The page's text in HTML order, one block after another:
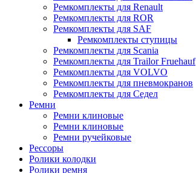
Ремкомплекты для Renault
Ремкомплекты для ROR
Ремкомплекты для SAF
Ремкомплекты ступицы
Ремкомплекты для Scania
Ремкомплекты для Trailor Fruehauf
Ремкомплекты для VOLVO
Ремкомплекты для пневмокранов
Ремкомплекты для Седел
Ремни
Ремни клиновые
Ремни клиновые
Ремни ручейковые
Рессоры
Ролики колодки
Ролики ремня